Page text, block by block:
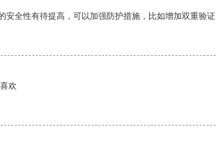
安全性有待提高，可以加强防护措施，比如增加双重验
欢